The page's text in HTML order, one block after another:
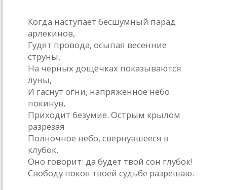
Когда наступает бесшумный парад
арлекинов,
Гудят провода, осыпая весенние
струны,
На черных дощечках показываются
луны,
И гаснут огни, напряженное небо
покинув,
Приходит безумие. Острым крылом
разрезая
Полночное небо, свернувшееся в
клубок,
Оно говорит: да будет твой сон глубок!
Свободу покоя твоей судьбе разрешаю.